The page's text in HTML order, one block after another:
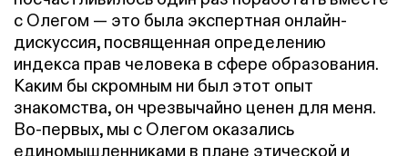
с Олегом — это была экспертная онлайн-
дискуссия, посвященная определению
индекса прав человека в сфере образования.
Каким бы скромным ни был этот опыт
знакомства, он чрезвычайно ценен для меня.
Во-первых, мы с Олегом оказались
единомышленниками в плане этической и